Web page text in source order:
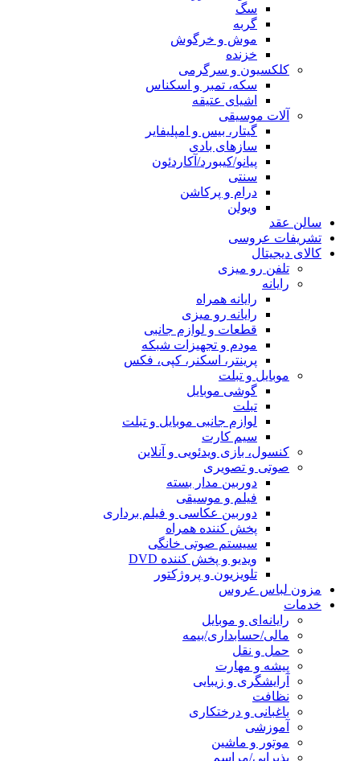
سگ
گربه
موش و خرگوش
خزنده
کلکسیون و سرگرمی
سکه، تمبر و اسکناس
اشیای عتیقه
آلات موسیقی
گیتار، بیس و امپلیفایر
سازهای بادی
پیانو/کیبورد/آکاردئون
سنتی
درام و پرکاشن
ویولن
سالن عقد
تشریفات عروسی
کالای دیجیتال
تلفن رو میزی
رایانه
رایانه همراه
رایانه رو میزی
قطعات و لوازم جانبی
مودم و تجهیزات شبکه
پرینتر، اسکنر، کپی، فکس
موبایل و تبلت
گوشی موبایل
تبلت
لوازم جانبی موبایل و تبلت
سیم کارت
کنسول، بازی‌ ویدئویی و آنلاین
صوتی و تصویری
دوربین مدار بسته
فیلم و موسیقی
دوربین عکاسی و فیلم برداری
پخش کننده همراه
سیستم صوتی خانگی
ویدیو و پخش کننده DVD
تلویزیون و پروژکتور
مزون لباس عروس
خدمات
رایانه‌ای و موبایل
مالی/حسابداری/بیمه
حمل و نقل
پیشه و مهارت
آرایشگری و زیبایی
نظافت
باغبانی و درختکاری
آموزشی
موتور و ماشین
پذیرایی/مراسم